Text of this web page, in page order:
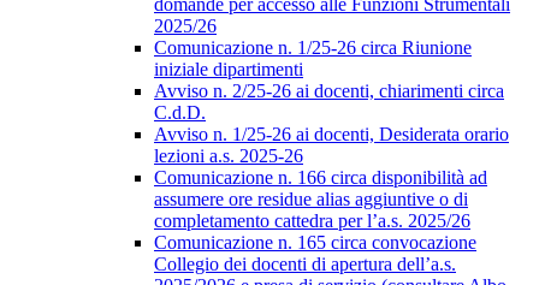
domande per accesso alle Funzioni Strumentali
2025/26
Comunicazione n. 1/25-26 circa Riunione
iniziale dipartimenti
Avviso n. 2/25-26 ai docenti, chiarimenti circa
C.d.D.
Avviso n. 1/25-26 ai docenti, Desiderata orario
lezioni a.s. 2025-26
Comunicazione n. 166 circa disponibilità ad
assumere ore residue alias aggiuntive o di
completamento cattedra per l’a.s. 2025/26
Comunicazione n. 165 circa convocazione
Collegio dei docenti di apertura dell’a.s.